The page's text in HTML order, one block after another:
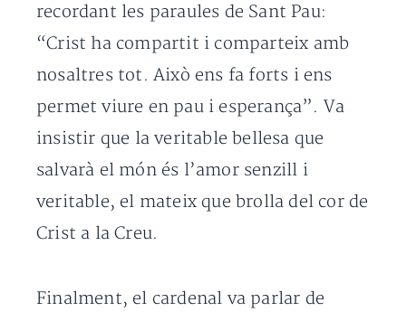
recordant les paraules de Sant Pau:
“Crist ha compartit i comparteix amb
nosaltres tot. Això ens fa forts i ens
permet viure en pau i esperança”. Va
insistir que la veritable bellesa que
salvarà el món és l’amor senzill i
veritable, el mateix que brolla del cor de
Crist a la Creu.
Finalment, el cardenal va parlar de